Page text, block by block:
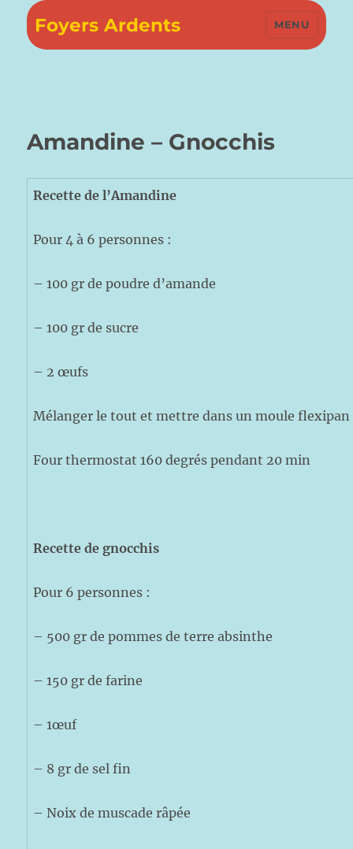
Foyers Ardents MENU
Amandine – Gnocchis
Recette de l’Amandine
Pour 4 à 6 personnes :
– 100 gr de poudre d’amande
– 100 gr de sucre
– 2 œufs
Mélanger le tout et mettre dans un moule flexipan
Four thermostat 160 degrés pendant 20 min
Recette de gnocchis
Pour 6 personnes :
– 500 gr de pommes de terre absinthe
– 150 gr de farine
– 1œuf
– 8 gr de sel fin
– Noix de muscade râpée